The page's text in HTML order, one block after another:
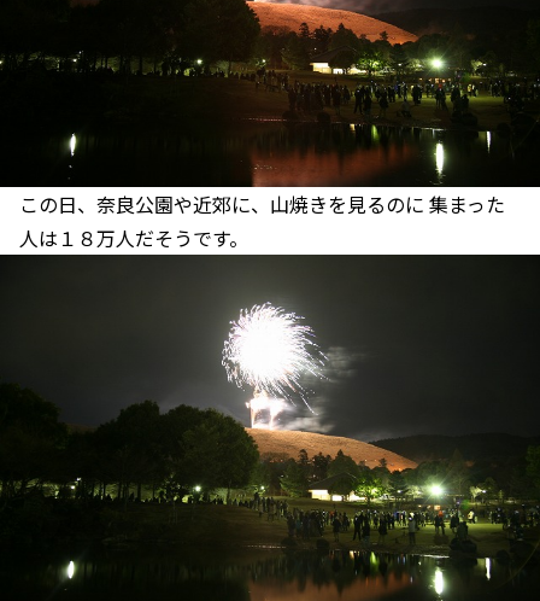
この日、奈良公園や近郊に、山焼きを見るのに 集まった
人は１８万人だそうです。